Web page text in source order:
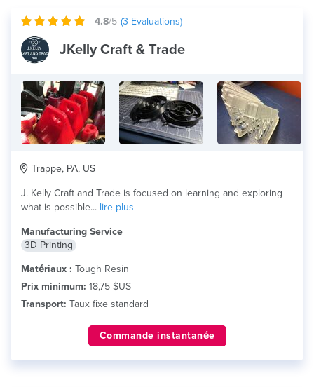
4.8/5 (3 Evaluations)
JKelly Craft & Trade
Trappe, PA, US
J. Kelly Craft and Trade is focused on learning and exploring
what is possible... lire plus
Manufacturing Service
3D Printing
Matériaux : Tough Resin
Prix minimum: 18,75 $US
Transport: Taux fixe standard
Commande instantanée